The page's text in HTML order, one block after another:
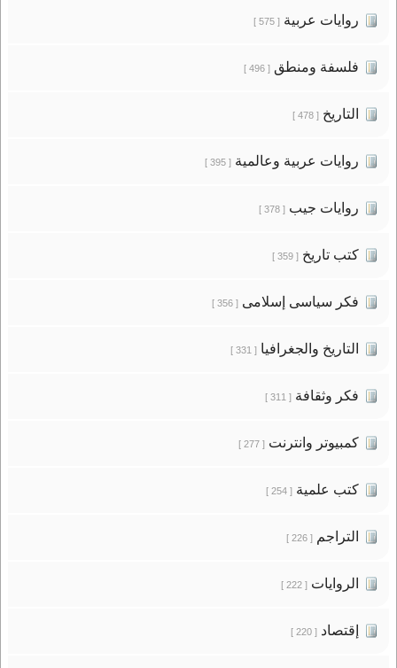
روايات عربية[ 575 ]
فلسفة ومنطق[ 496 ]
التاريخ[ 478 ]
روايات عربية وعالمية[ 395 ]
روايات جيب[ 378 ]
كتب تاريخ[ 359 ]
فكر سياسى إسلامى[ 356 ]
التاريخ والجغرافيا[ 331 ]
فكر وثقافة[ 311 ]
كمبيوتر وانترنت[ 277 ]
كتب علمية[ 254 ]
التراجم[ 226 ]
الروايات[ 222 ]
إقتصاد[ 220 ]